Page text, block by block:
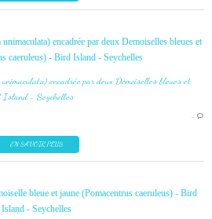
encadrée par deux Demoiselles bleues et
caeruleus) - Bird Island - Seychelles
…
EN SAVOIR PLUS
bleue et jaune (Pomacentrus caeruleus) - Bird
Island - Seychelles